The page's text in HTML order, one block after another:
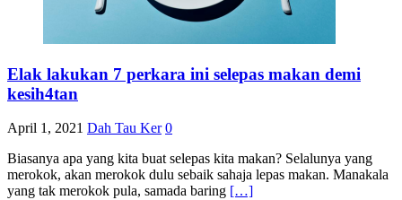
Elak lakukan 7 perkara ini selepas makan demi
kesih4tan
April 1, 2021 Dah Tau Ker 0
Biasanya apa yang kita buat selepas kita makan? Selalunya yang
merokok, akan merokok dulu sebaik sahaja lepas makan. Manakala
yang tak merokok pula, samada baring […]